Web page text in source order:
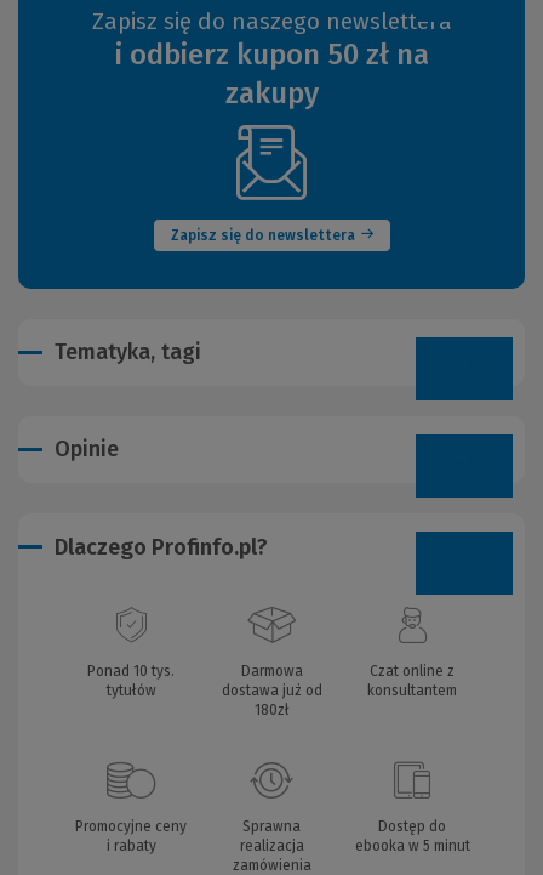
Zapisz się do naszego newslettera
i odbierz kupon 50 zł na
zakupy
Zapisz się do newslettera
(Nowe
okno)
Tematyka, tagi
Opinie
Dlaczego Profinfo.pl?
Ponad 10 tys.
tytułów
Darmowa
dostawa już od
180zł
Czat online z
konsultantem
Promocyjne ceny
i rabaty
Sprawna
realizacja
zamówienia
Dostęp do
ebooka w 5 minut